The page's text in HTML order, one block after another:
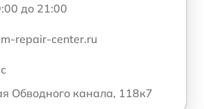
до 21:00
repair-center.ru
Обводного канала, 118к7